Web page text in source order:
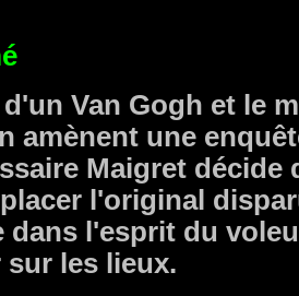
Van Gogh et le
amènent une
Maigret décide
l'original
dans l'esprit du
sur les lieux.